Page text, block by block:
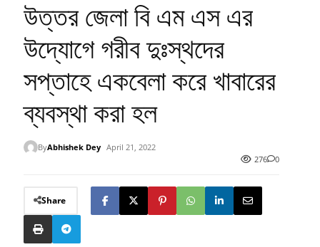
উত্তর জেলা বি এম এস এর
উদ্যোগে গরীব দুঃস্থদের
সপ্তাহে একবেলা করে খাবারের
ব্যবস্থা করা হল
ByAbhishek Dey April 21, 2022
276
0
Share